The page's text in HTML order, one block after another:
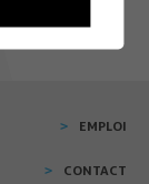
EMPLOI
CONTACT